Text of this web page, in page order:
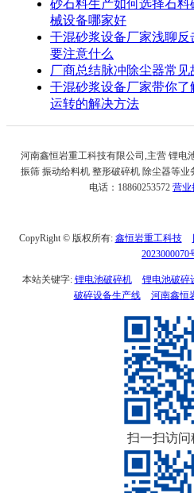
砂石料生产如何选择石
械设备哪家好
干混砂浆设备厂家浅聊
要注意什么
厂商总结脉冲除尘器常
干混砂浆设备厂家带你
运转的解决方法
河南鑫恒岩重工科技有限公司,主营 锂电
振筛 振动给料机 整形破碎机 除尘器等
电话：18860253572 营业
CopyRight © 版权所有: 鑫恒岩重工科技
2023000070
本站关键字: 锂电池破碎机 锂电池破碎
破碎设备生产线
河南鑫恒
扫一扫访问